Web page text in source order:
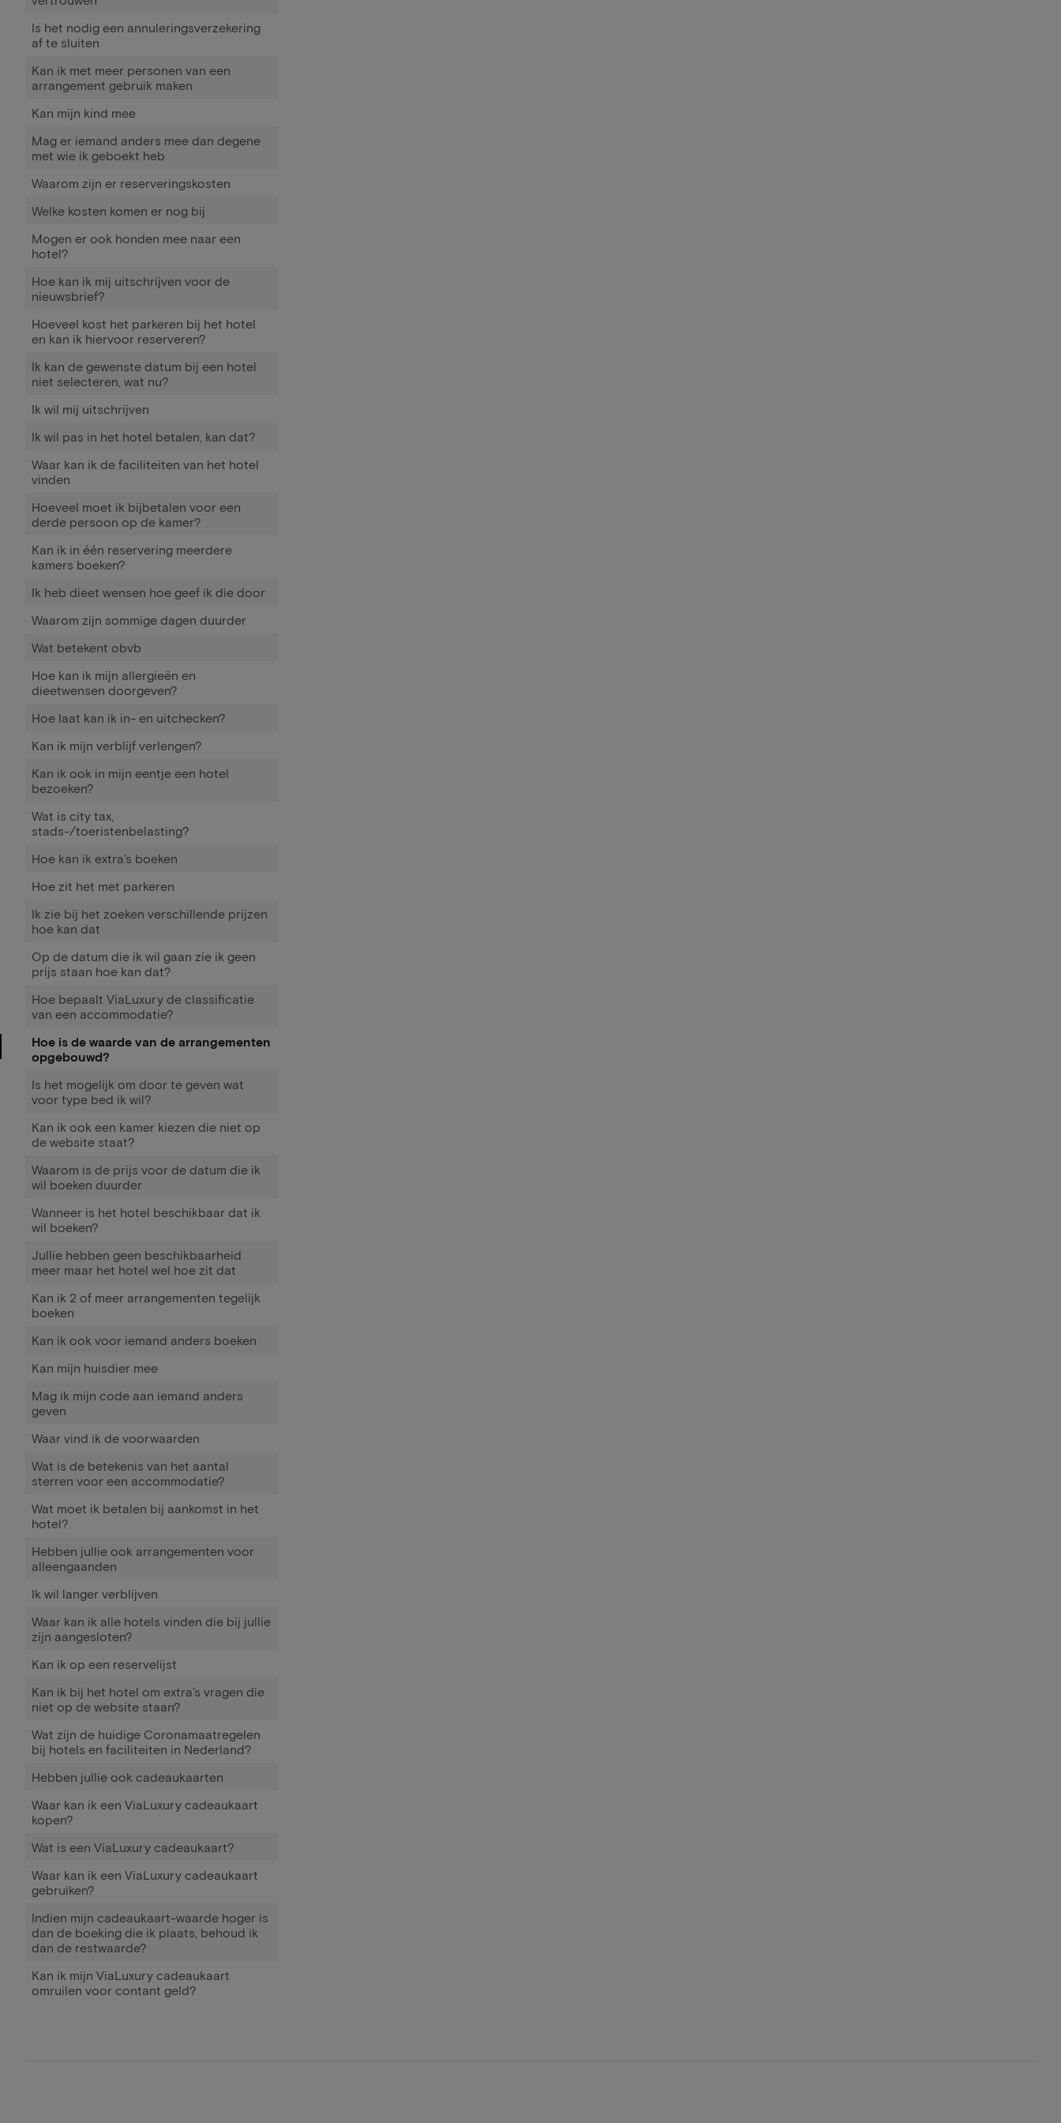
Is het nodig een annuleringsverzekering
af te sluiten
Kan ik met meer personen van een
arrangement gebruik maken
Kan mijn kind mee
Mag er iemand anders mee dan degene
met wie ik geboekt heb
Waarom zijn er reserveringskosten
Welke kosten komen er nog bij
Mogen er ook honden mee naar een
hotel?
Hoe kan ik mij uitschrijven voor de
nieuwsbrief?
Hoeveel kost het parkeren bij het hotel
en kan ik hiervoor reserveren?
Ik kan de gewenste datum bij een hotel
niet selecteren, wat nu?
Ik wil mij uitschrijven
Ik wil pas in het hotel betalen, kan dat?
Waar kan ik de faciliteiten van het hotel
vinden
Hoeveel moet ik bijbetalen voor een
derde persoon op de kamer?
Kan ik in één reservering meerdere
kamers boeken?
Ik heb dieet wensen hoe geef ik die door
Waarom zijn sommige dagen duurder
Wat betekent obvb
Hoe kan ik mijn allergieën en
dieetwensen doorgeven?
Hoe laat kan ik in- en uitchecken?
Kan ik mijn verblijf verlengen?
Kan ik ook in mijn eentje een hotel
bezoeken?
Wat is city tax,
stads-/toeristenbelasting?
Hoe kan ik extra's boeken
Hoe zit het met parkeren
Ik zie bij het zoeken verschillende prijzen
hoe kan dat
Op de datum die ik wil gaan zie ik geen
prijs staan hoe kan dat?
Hoe bepaalt ViaLuxury de classificatie
van een accommodatie?
Hoe is de waarde van de arrangementen
opgebouwd?
Is het mogelijk om door te geven wat
voor type bed ik wil?
Kan ik ook een kamer kiezen die niet op
de website staat?
Waarom is de prijs voor de datum die ik
wil boeken duurder
Wanneer is het hotel beschikbaar dat ik
wil boeken?
Jullie hebben geen beschikbaarheid
meer maar het hotel wel hoe zit dat
Kan ik 2 of meer arrangementen tegelijk
boeken
Kan ik ook voor iemand anders boeken
Kan mijn huisdier mee
Mag ik mijn code aan iemand anders
geven
Waar vind ik de voorwaarden
Wat is de betekenis van het aantal
sterren voor een accommodatie?
Wat moet ik betalen bij aankomst in het
hotel?
Hebben jullie ook arrangementen voor
alleengaanden
Ik wil langer verblijven
Waar kan ik alle hotels vinden die bij jullie
zijn aangesloten?
Kan ik op een reservelijst
Kan ik bij het hotel om extra’s vragen die
niet op de website staan?
Wat zijn de huidige Coronamaatregelen
bij hotels en faciliteiten in Nederland?
Hebben jullie ook cadeaukaarten
Waar kan ik een ViaLuxury cadeaukaart
kopen?
Wat is een ViaLuxury cadeaukaart?
Waar kan ik een ViaLuxury cadeaukaart
gebruiken?
Indien mijn cadeaukaart-waarde hoger is
dan de boeking die ik plaats, behoud ik
dan de restwaarde?
Kan ik mijn ViaLuxury cadeaukaart
omruilen voor contant geld?